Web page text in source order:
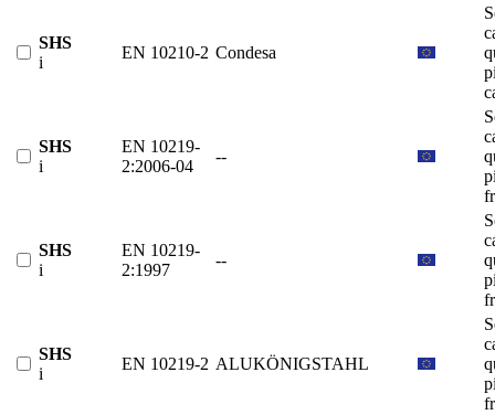
SHS
i
EN 10210-2 Condesa
SHS
i
EN 10219-
2:2006-04
--
SHS
i
EN 10219-
2:1997
--
SHS
i
EN 10219-2 ALUKÖNIGSTAHL